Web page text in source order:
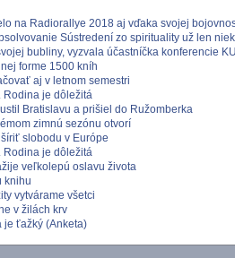
na Radiorallye 2018 aj vďaka svojej
Sústredení zo spirituality už len
bubliny, vyzvala účastníčka konferencie
forme 1500 kníh
aj v letnom semestri
Rodina je dôležitá
Bratislavu a prišiel do Ružomberka
zimnú sezónu otvorí
slobodu v Európe
Rodina je dôležitá
veľkolepú oslavu života
knihu
vytvárame všetci
v žilách krv
je ťažký (Anketa)